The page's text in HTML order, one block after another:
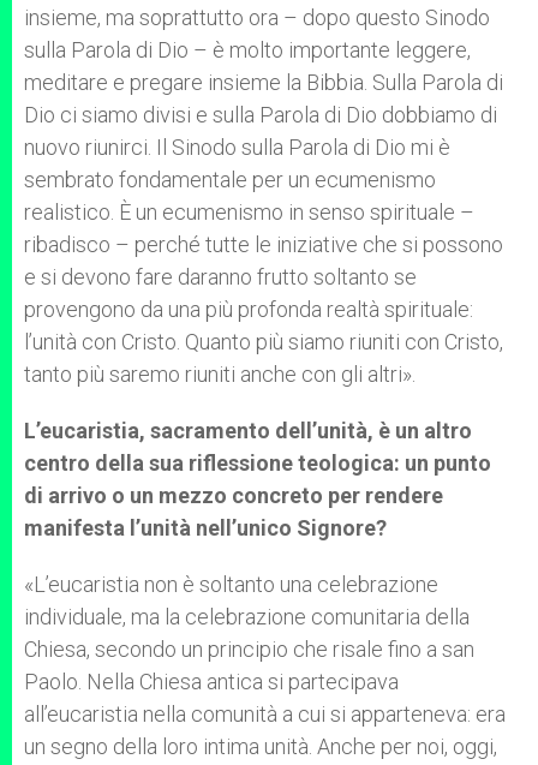
insieme, ma soprattutto ora – dopo questo Sinodo
sulla Parola di Dio – è molto importante leggere,
meditare e pregare insieme la Bibbia. Sulla Parola di
Dio ci siamo divisi e sulla Parola di Dio dobbiamo di
nuovo riunirci. Il Sinodo sulla Parola di Dio mi è
sembrato fondamentale per un ecumenismo
realistico. È un ecumenismo in senso spirituale –
ribadisco – perché tutte le iniziative che si possono
e si devono fare daranno frutto soltanto se
provengono da una più profonda realtà spirituale:
l’unità con Cristo. Quanto più siamo riuniti con Cristo,
tanto più saremo riuniti anche con gli altri».
L’eucaristia, sacramento dell’unità, è un altro
centro della sua riflessione teologica: un punto
di arrivo o un mezzo concreto per rendere
manifesta l’unità nell’unico Signore?
«L’eucaristia non è soltanto una celebrazione
individuale, ma la celebrazione comunitaria della
Chiesa, secondo un principio che risale fino a san
Paolo. Nella Chiesa antica si partecipava
all’eucaristia nella comunità a cui si apparteneva: era
un segno della loro intima unità. Anche per noi, oggi,